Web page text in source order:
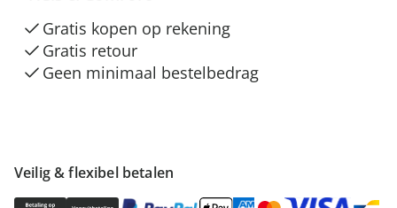
Veilig & flexibel betalen
Gratis kopen op rekening
Gratis retour
Geen minimaal bestelbedrag